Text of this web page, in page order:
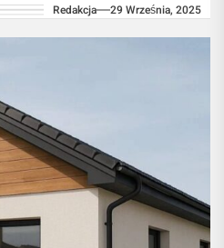
oferując oszczędność...
Redakcja 29 Września, 2025